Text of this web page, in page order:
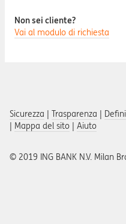
Non sei cliente?
Vai al modulo di richiesta
Sicurezza | Trasparenza |
| Mappa del sito | Aiuto
© 2019 ING BANK N.V. Milan